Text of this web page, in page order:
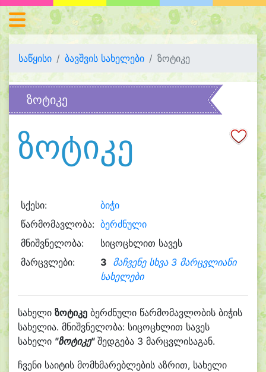
საწყისი ბავშვის სახელები ზოტიკე
ზოტიკე
ზოტიკე
სქესი:
ბიჭი
წარმომავლობა: ბერძნული
მნიშვნელობა:
სიცოცხლით სავეს
მარცვლები:
3 მაჩვენე სხვა 3 მარცვლიანი
სახელები
სახელი ზოტიკე ბერძნული წარმომავლობის ბიჭის
სახელია. მნიშვნელობა: სიცოცხლით სავეს
სახელი "ზოტიკე"შედგება 3 მარცვლისაგან.
ჩვენი საიტის მომხმარებლების აზრით, სახელი